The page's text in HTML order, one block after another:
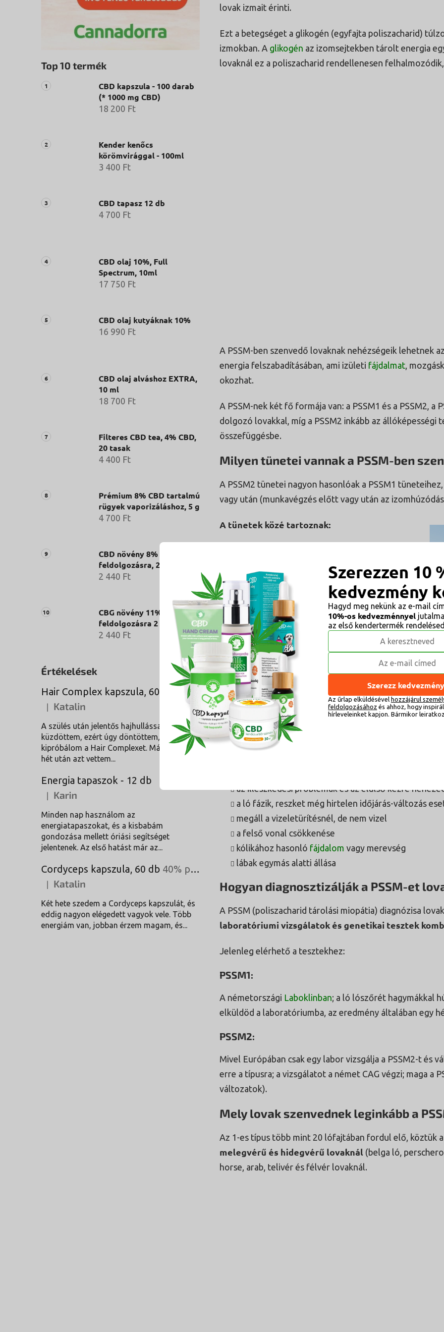
Top 10 termék
CBD kapszula - 100 darab
(* 1000 mg CBD)
18 200 Ft
Kender kenőcs
körömvirággal - 100ml
3 400 Ft
CBD tapasz 12 db
4 700 Ft
CBD olaj 10%, Full
Spectrum, 10ml
17 750 Ft
CBD olaj kutyáknak 10%
16 990 Ft
CBD olaj alváshoz EXTRA,
10 ml
18 700 Ft
Filteres CBD tea, 4% CBD,
20 tasak
4 400 Ft
Prémium 8% CBD tartalmú
rügyek vaporizáláshoz, 5 g
4 700 Ft
CBD növény 8% - további
feldolgozásra, 2 g
2 440 Ft
CBG növény 11% - további
feldolgozásra 2 g
2 440 Ft
Értékelések
Hair Complex kapszula, 60 db
A termék értékelése 5-ből 5 csillag.
Katalin
A szülés után jelentős hajhullással
küzdöttem, ezért úgy döntöttem,
kipróbálom a Hair Complexet. Már néhány
hét után azt vettem...
Energia tapaszok - 12 db
A termék értékelése 5-ből 5 csillag.
Karin
Minden nap használom az
energiatapaszokat, és a kisbabám
gondozása mellett óriási segítséget
jelentenek. Az első hatást már az...
Cordyceps kapszula, 60 db 40% poliszacharidok
A termék értékelése 5-ből 5 csillag.
Katalin
Két hete szedem a Cordyceps kapszulát, és
eddig nagyon elégedett vagyok vele. Több
energiám van, jobban érzem magam, és...
lovak izmait érinti.
Ezt a betegséget a glikogén (egyfajta poliszacharid)
izmokban. A glikogén az izomsejtekben tárolt energia
lovaknál ez a poliszacharid rendellenesen
A PSSM-ben szenvedő lovaknak nehézségeik lehetnek
energia felszabadításában, ami izületi fájdalmat,
okozhat.
A PSSM-nek két fő formája van: a PSSM1 és a PSSM2,
dolgozó lovakkal, míg a PSSM2 inkább az
összefüggésbe.
Milyen tünetei vannak a PSSM-ben
A PSSM2 tünetei nagyon hasonlóak a PSSM1
vagy után (munkavégzés előtt vagy után az
A tünetek közé tartoznak:
kemény tapintású izmok
görcsök
fáradtságszindróma (azoturia - "fekete vizelet"
vagy "nyaralási betegség", amely többek
között izommerevségben és
mozgásszegénységben nyilvánul meg).
nehézségek a galoppozásban vagy általában a
sántítás
depresszióvagy agresszió
robbanékony viselkedés és kiszámíthatatlanság
engedelmesség megtagadása, rugdosás).
sötét vagy véres vizelet
az illeszkedési problémák és az elülső kézre
a ló fázik, reszket még hirtelen időjárás-változás
megáll a vizeletürítésnél, de nem vizel
a felső vonal csökkenése
kólikához hasonló fájdalom vagy merevség
lábak egymás alatti állása
Hogyan diagnosztizálják a PSSM-et
A PSSM (poliszacharid tárolási miopátia) diagnózisa
laboratóriumi vizsgálatok és genetikai tesztek
Jelenleg elérhető a tesztekhez:
PSSM1:
A németországi Laboklinban; a ló lószőrét hagymákkal
elküldöd a laboratóriumba, az eredmény általában egy
PSSM2:
Mivel Európában csak egy labor vizsgálja a PSSM2-t és
erre a típusra; a vizsgálatot a német CAG végzi; maga a
változatok).
Mely lovak szenvednek leginkább a
Az 1-es típus több mint 20 lófajtában fordul elő, köztük a
melegvérű és hidegvérű lovaknál (belga ló,
horse, arab, telivér és félvér lovaknál.
Szerezzen 10
kedvezmény
Hagyd meg nekünk az e-mail
10%-os kedvezménnyel
az első kendertermék
Szerezz
Az űrlap elküldésével hozzájárul
feldolgozásához és ahhoz, hogy
hírleveleinket kapjon. Bármikor